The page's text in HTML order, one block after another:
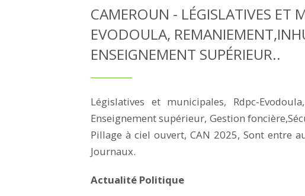
CAMEROUN - LÉGISLATIVES ET
EVODOULA,
ENSEIGNEMENT SUPÉRIEUR..
Législatives et municipales, Rdpc-
Enseignement supérieur, Gestion
Pillage à ciel ouvert, CAN 2025, Sont entre
Journaux.
Actualité Politique